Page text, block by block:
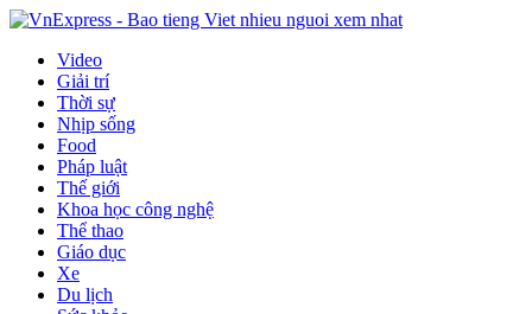
Video
Giải trí
Thời sự
Nhịp sống
Food
Pháp luật
Thế giới
Khoa học công nghệ
Thể thao
Giáo dục
Xe
Du lịch